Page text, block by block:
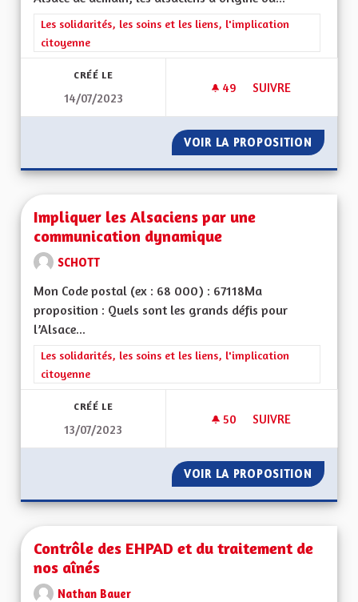
Filtrer les résultats de la catégorie : Les solidarités, les soins
Les solidarités, les soins et les liens, l'implication
citoyenne
CRÉÉ LE
14/07/2023
49 49 ABONNÉS
SUIVRE
VOIR LA PROPOSITION
Impliquer les Alsaciens par une
communication dynamique
SCHOTT
Mon Code postal (ex : 68 000) : 67118Ma
proposition : Quels sont les grands défis pour
l’Alsace...
Filtrer les résultats de la catégorie : Les solidarités, les soins
Les solidarités, les soins et les liens, l'implication
citoyenne
CRÉÉ LE
13/07/2023
50 50 ABONNÉS
SUIVRE
VOIR LA PROPOSITION
Contrôle des EHPAD et du traitement de
nos aînés
Nathan Bauer